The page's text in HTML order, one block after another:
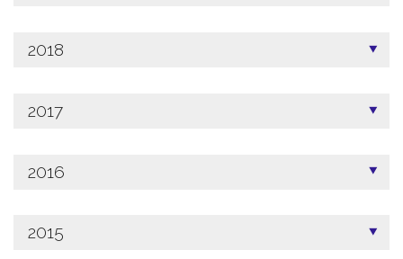
2018
2017
2016
2015